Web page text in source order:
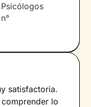
satisfactoria.
lo